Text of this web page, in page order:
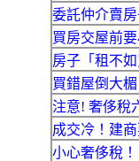
委託仲介賣
買房交屋前
房子「租不
買錯屋倒大
注意! 奢侈稅
成交冷！建
小心奢侈稅